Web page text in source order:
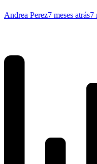
Andrea Perez7 meses atrás7